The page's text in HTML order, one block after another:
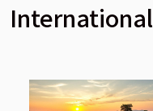
International